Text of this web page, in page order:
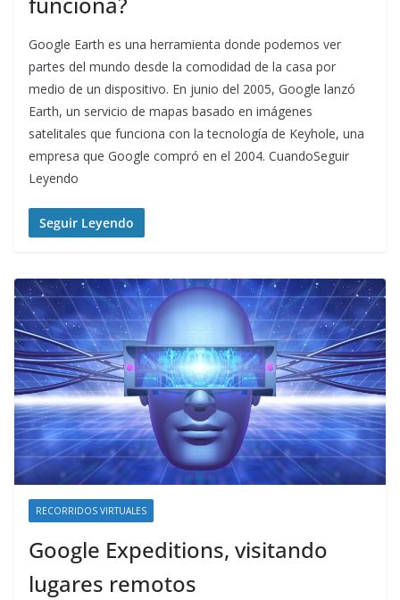
Google Earth es una herramienta donde podemos ver
partes del mundo desde la comodidad de la casa por
medio de un dispositivo. En junio del 2005, Google lanzó
Earth, un servicio de mapas basado en imágenes
satelitales que funciona con la tecnología de Keyhole, una
empresa que Google compró en el 2004. CuandoSeguir
Leyendo
Seguir Leyendo
RECORRIDOS VIRTUALES
Google Expeditions, visitando
lugares remotos